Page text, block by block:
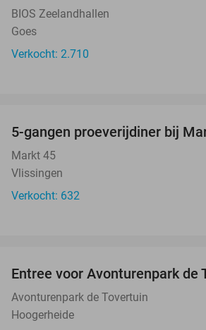
BIOS Zeelandhallen
Goes
Verkocht: 2.710
5-gangen proeverijdiner bij
Markt 45
Vlissingen
Verkocht: 632
Entree voor Avonturenpark de
Avonturenpark de Tovertuin
Hoogerheide